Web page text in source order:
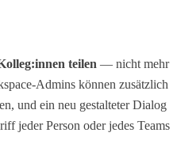
teilen — nicht mehr
Admins können zusätzlich
und ein neu gestalteter Dialog
jeder Person oder jedes Teams